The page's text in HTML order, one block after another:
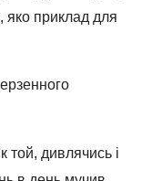
яко приклад для
той, дивлячись і